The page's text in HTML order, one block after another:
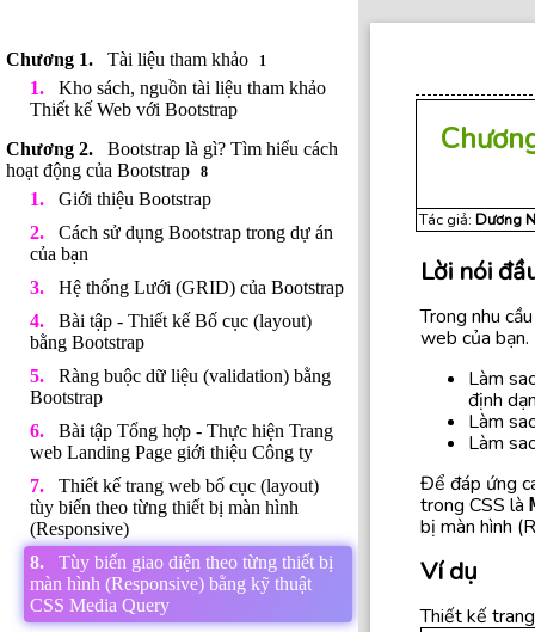
Tài liệu tham khảo 1
Kho sách, nguồn tài liệu tham khảo
Thiết kế Web với Bootstrap
Bootstrap là gì? Tìm hiểu cách
hoạt động của Bootstrap
8
Giới thiệu Bootstrap
Cách sử dụng Bootstrap trong dự án
của bạn
Hệ thống Lưới (GRID) của Bootstrap
Bài tập - Thiết kế Bố cục (layout)
bằng Bootstrap
Ràng buộc dữ liệu (validation) bằng
Bootstrap
Bài tập Tổng hợp - Thực hiện Trang
web Landing Page giới thiệu Công ty
Thiết kế trang web bố cục (layout)
tùy biến theo từng thiết bị màn hình
(Responsive)
Tùy biến giao diện theo từng thiết bị
màn hình (Responsive) bằng kỹ thuật
CSS Media Query
Tác giả: Dương
Lời nói
Trong nhu
web của bạn.
Làm
định
Làm
Làm
Để đáp ứng
trong CSS là
bị màn hình
Ví dụ
Thiết kế